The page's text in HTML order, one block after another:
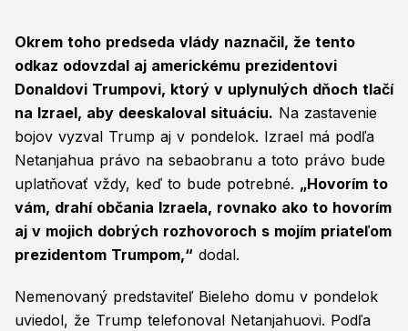
Okrem toho predseda vlády naznačil, že tento
odkaz odovzdal aj americkému prezidentovi
Donaldovi Trumpovi, ktorý v uplynulých dňoch tlačí
na Izrael, aby deeskaloval situáciu. Na zastavenie
bojov vyzval Trump aj v pondelok. Izrael má podľa
Netanjahua právo na sebaobranu a toto právo bude
uplatňovať vždy, keď to bude potrebné. „Hovorím to
vám, drahí občania Izraela, rovnako ako to hovorím
aj v mojich dobrých rozhovoroch s mojím priateľom
prezidentom Trumpom,“ dodal.
Nemenovaný predstaviteľ Bieleho domu v pondelok
uviedol, že Trump telefonoval Netanjahuovi. Podľa